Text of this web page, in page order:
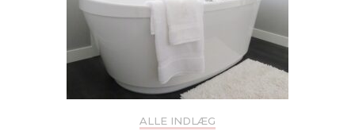
ALLE INDLÆG